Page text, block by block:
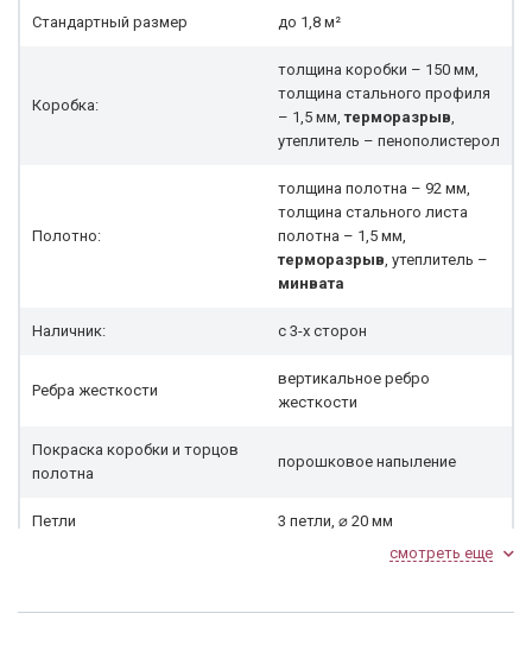
Стандартный размер до 1,8 м²
Коробка:
толщина коробки – 150 мм,
толщина стального профиля
– 1,5 мм,терморазрыв,
утеплитель – пенополистерол
Полотно:
толщина полотна – 92 мм,
толщина стального листа
полотна – 1,5 мм,
терморазрыв, утеплитель –
минвата
Наличник: с 3-х сторон
Ребра жесткости
вертикальное ребро
жесткости
Покраска коробки и торцов
полотна
порошковое напыление
Петли 3 петли, ⌀ 20 мм
смотреть еще